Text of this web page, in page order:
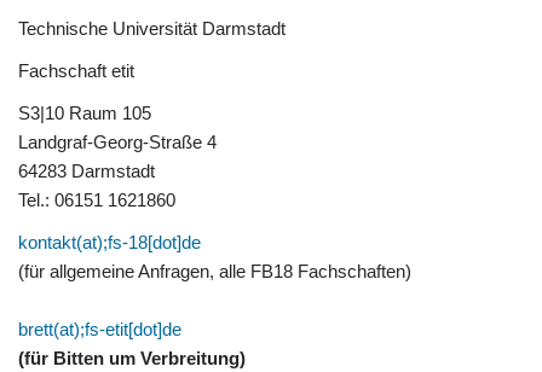
Technische Universität Darmstadt
Fachschaft etit
S3|10 Raum 105
Landgraf-Georg-Straße 4
64283 Darmstadt
Tel.: 06151 1621860
kontakt(at);fs-18[dot]de
(für allgemeine Anfragen, alle FB18 Fachschaften)
brett(at);fs-etit[dot]de
(für Bitten um Verbreitung)